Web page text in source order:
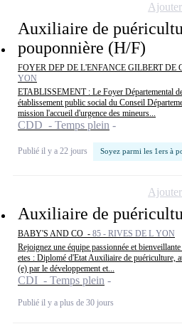
Auxiliaire de
pouponnière (H/F)
FOYER DEP DE L'ENFANCE GILBERT DE
YON
ETABLISSEMENT : Le Foyer Départemental
établissement public social du Conseil
mission l'accueil d'urgence des mineurs...
CDD - Temps plein
Publié il y a 22 jours Soyez parmi les 1ers à
Auxiliaire de
BABY'S AND CO - 85 - RIVES DE L YON
Rejoignez une équipe passionnée et
etes : Diplomé d'Etat Auxiliaire de puériculture,
(e) par le développement et...
CDI - Temps plein
Publié il y a plus de 30 jours